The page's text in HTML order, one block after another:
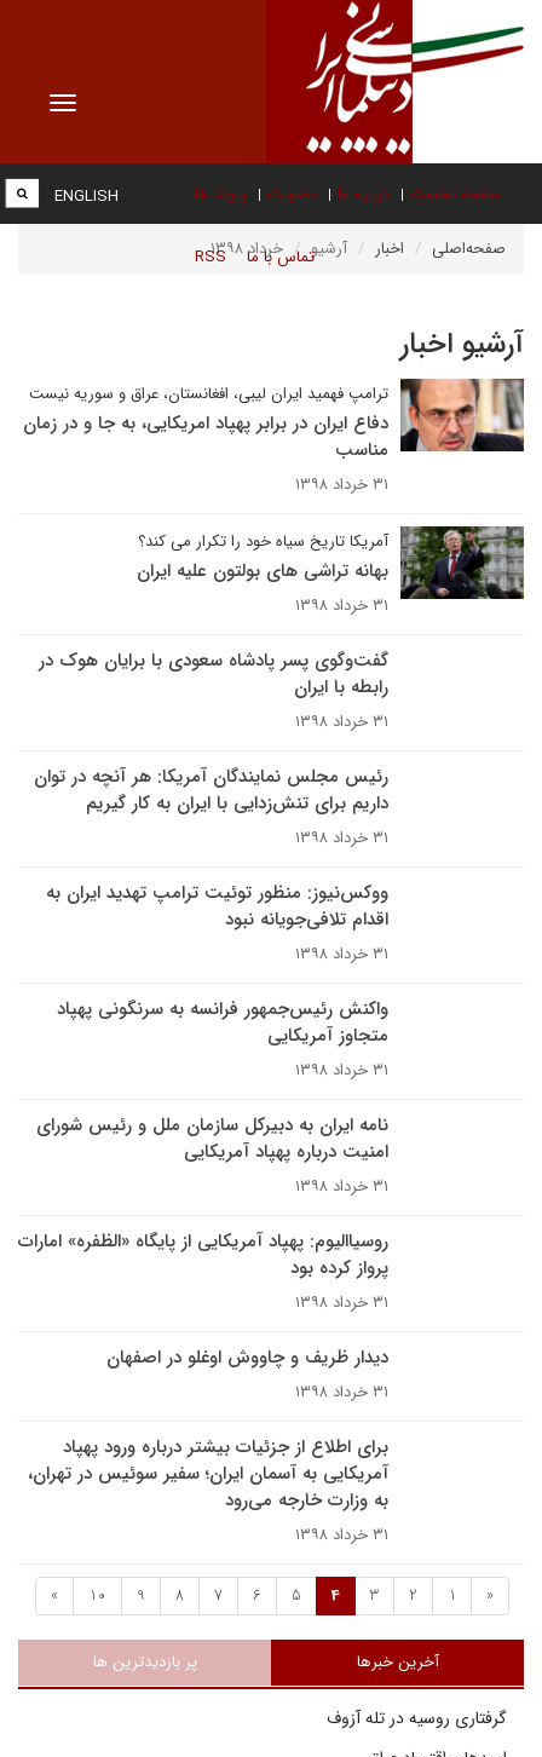
Toggle
صفحه نخست درباره ما عضویت پیوند ها
تماس با ما RSS
ENGLISH
صفحه‌اصلی اخبار آرشیو خرداد ۱۳۹۸
آرشیو اخبار
ترامپ فهمید ایران لیبی، افغانستان، عراق و سوریه نیست
دفاع ایران در برابر پهپاد امریکایی، به جا و در زمان
مناسب
۳۱ خرداد ۱۳۹۸
آمریکا تاریخ سیاه خود را تکرار می کند؟
بهانه تراشی های بولتون علیه ایران
۳۱ خرداد ۱۳۹۸
گفت‌وگوی پسر پادشاه سعودی با برایان هوک در
رابطه با ایران
۳۱ خرداد ۱۳۹۸
رئیس مجلس نمایندگان آمریکا: هر آنچه در توان
داریم برای تنش‌زدایی با ایران به کار گیریم
۳۱ خرداد ۱۳۹۸
ووکس‌نیوز: منظور توئیت ترامپ تهدید ایران به
اقدام تلافی‌جویانه نبود
۳۱ خرداد ۱۳۹۸
واکنش رئیس‌جمهور فرانسه به سرنگونی پهپاد
متجاوز آمریکایی
۳۱ خرداد ۱۳۹۸
نامه ایران به دبیرکل سازمان ملل و رئیس شورای
امنیت درباره پهپاد آمریکایی
۳۱ خرداد ۱۳۹۸
روسیاالیوم: پهپاد آمریکایی از پایگاه «الظفره» امارات
پرواز کرده بود
۳۱ خرداد ۱۳۹۸
دیدار ظریف و چاووش اوغلو در اصفهان
۳۱ خرداد ۱۳۹۸
برای اطلاع از جزئیات بیشتر درباره ورود پهپاد
آمریکایی به آسمان ایران؛ سفیر سوئیس در تهران،
به وزارت خارجه می‌رود
۳۱ خرداد ۱۳۹۸
«
1
2
3
4
5
6
7
8
9
10
»
آخرین خبرها پر بازدیدترین ها
گرفتاری روسیه در تله آزوف